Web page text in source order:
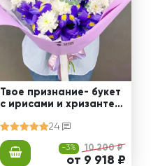
Твое признание- букет
с ирисами и хризантем
24
-3% 10 200 ₽
от 9 918 ₽